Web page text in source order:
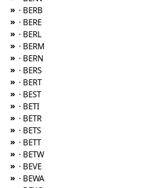
» · BERB
» · BERE
» · BERL
» · BERM
» · BERN
» · BERS
» · BERT
» · BEST
» · BETI
» · BETR
» · BETS
» · BETT
» · BETW
» · BEVE
» · BEWA